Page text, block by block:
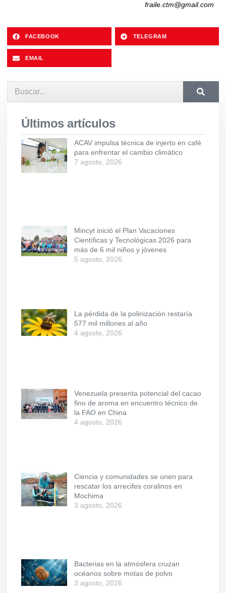
fraile.ctm@gmail.com
FACEBOOK TELEGRAM
EMAIL
Últimos artículos
ACAV impulsa técnica de injerto en café
para enfrentar el cambio climático
7 agosto, 2026
Mincyt inició el Plan Vacaciones
Científicas y Tecnológicas 2026 para
más de 6 mil niños y jóvenes
5 agosto, 2026
La pérdida de la polinización restaría
577 mil millones al año
4 agosto, 2026
Venezuela presenta potencial del cacao
fino de aroma en encuentro técnico de
la FAO en China
4 agosto, 2026
Ciencia y comunidades se unen para
rescatar los arrecifes coralinos en
Mochima
3 agosto, 2026
Bacterias en la atmósfera cruzan
océanos sobre motas de polvo
3 agosto, 2026